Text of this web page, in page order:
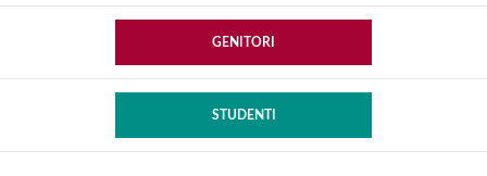
GENITORI
STUDENTI